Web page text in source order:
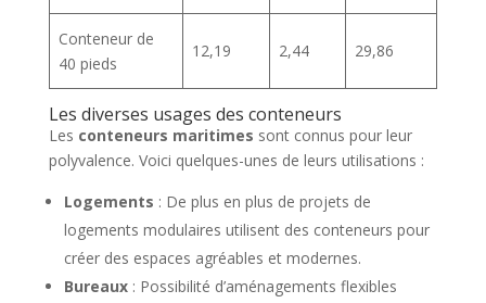
Conteneur de
40 pieds
12,19 2,44 29,86
Les diverses usages des conteneurs
Les conteneurs maritimes sont connus pour leur
polyvalence. Voici quelques-unes de leurs utilisations :
Logements : De plus en plus de projets de
logements modulaires utilisent des conteneurs pour
créer des espaces agréables et modernes.
Bureaux: Possibilité d’aménagements flexibles